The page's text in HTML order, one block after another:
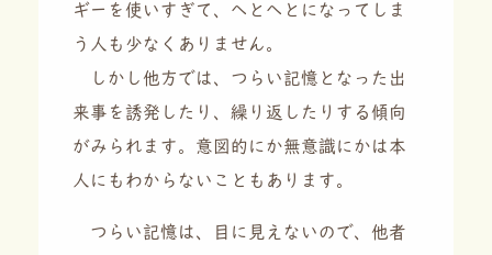
ギーを使いすぎて、へとへとになってしま
う人も少なくありません。
しかし他方では、つらい記憶となった出
来事を誘発したり、繰り返したりする傾向
がみられます。意図的にか無意識にかは本
人にもわからないこともあります。
つらい記憶は、目に見えないので、他者